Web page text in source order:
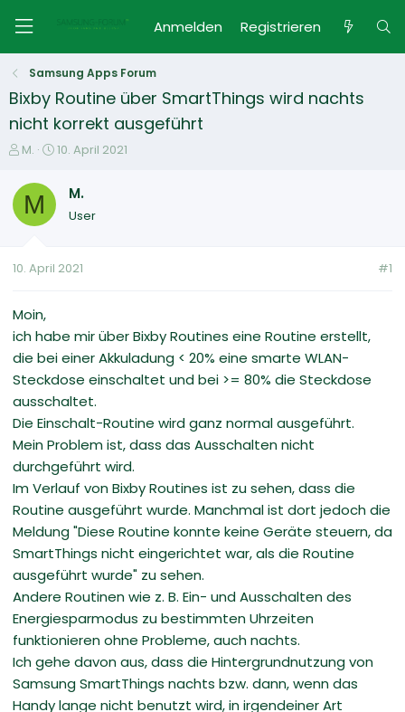
Anmelden Registrieren
Samsung Apps Forum
Bixby Routine über SmartThings wird nachts
nicht korrekt ausgeführt
E
s
e
e
M.
E
t
10. April 2021
M M.
User
10. April 2021 #1
Moin,
ich habe mir über Bixby Routines eine Routine erstellt,
die bei einer Akkuladung < 20% eine smarte WLAN-
Steckdose einschaltet und bei >= 80% die Steckdose
ausschaltet.
Die Einschalt-Routine wird ganz normal ausgeführt.
Mein Problem ist, dass das Ausschalten nicht
durchgeführt wird.
Im Verlauf von Bixby Routines ist zu sehen, dass die
Routine ausgeführt wurde. Manchmal ist dort jedoch die
Meldung "Diese Routine konnte keine Geräte steuern, da
SmartThings nicht eingerichtet war, als die Routine
ausgeführt wurde" zu sehen.
Andere Routinen wie z. B. Ein- und Ausschalten des
Energiesparmodus zu bestimmten Uhrzeiten
funktionieren ohne Probleme, auch nachts.
Ich gehe davon aus, dass die Hintergrundnutzung von
Samsung SmartThings nachts bzw. dann, wenn das
Handy lange nicht benutzt wird, in irgendeiner Art